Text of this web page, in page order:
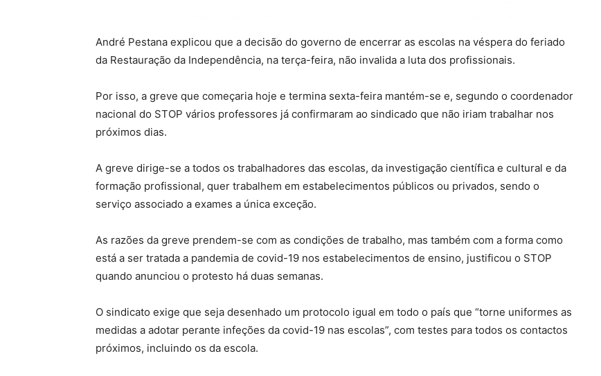
André Pestana explicou que a decisão do governo de encerrar as escolas na véspera do feriado
da Restauração da Independência, na terça-feira, não invalida a luta dos profissionais.
Por isso, a greve que começaria hoje e termina sexta-feira mantém-se e, segundo o coordenador
nacional do STOP vários professores já confirmaram ao sindicado que não iriam trabalhar nos
próximos dias.
A greve dirige-se a todos os trabalhadores das escolas, da investigação científica e cultural e da
formação profissional, quer trabalhem em estabelecimentos públicos ou privados, sendo o
serviço associado a exames a única exceção.
As razões da greve prendem-se com as condições de trabalho, mas também com a forma como
está a ser tratada a pandemia de covid-19 nos estabelecimentos de ensino, justificou o STOP
quando anunciou o protesto há duas semanas.
O sindicato exige que seja desenhado um protocolo igual em todo o país que “torne uniformes as
medidas a adotar perante infeções da covid-19 nas escolas”, com testes para todos os contactos
próximos, incluindo os da escola.